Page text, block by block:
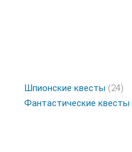
Шпионские квесты (24)
Фантастические квесты